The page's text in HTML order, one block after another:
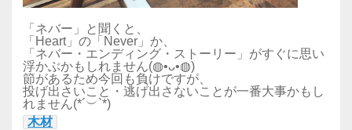
「ネバー」と聞くと、
「Heart」の「Never」か、
「ネバー・エンディング・ストーリー」がすぐに思い
浮かぶかもしれません(◍•ᴗ•◍)
節があるため今回も負けですが、
投げ出さいこと・逃げ出さないことが一番大事かもし
れません(*´︶`*)
木材